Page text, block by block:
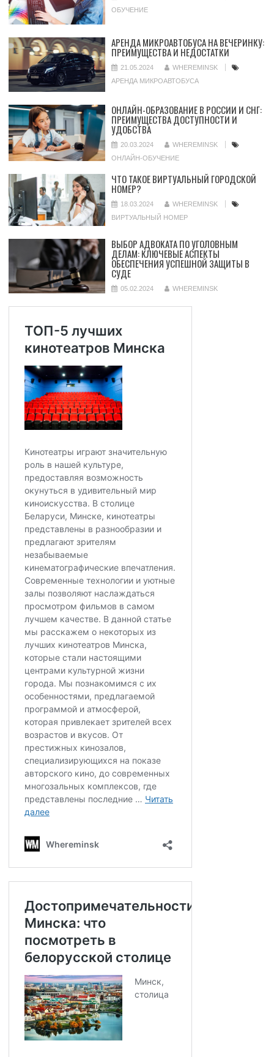
ОБУЧЕНИЕ
АРЕНДА МИКРОАВТОБУСА НА ВЕЧЕРИНКУ:
ПРЕИМУЩЕСТВА И НЕДОСТАТКИ
21.05.2024
WHEREMINSK
АРЕНДА МИКРОАВТОБУСА
ОНЛАЙН-ОБРАЗОВАНИЕ В РОССИИ И СНГ:
ПРЕИМУЩЕСТВА ДОСТУПНОСТИ И
УДОБСТВА
20.03.2024
WHEREMINSK
ОНЛАЙН-ОБУЧЕНИЕ
ЧТО ТАКОЕ ВИРТУАЛЬНЫЙ ГОРОДСКОЙ
НОМЕР?
18.03.2024
WHEREMINSK
ВИРТУАЛЬНЫЙ НОМЕР
ВЫБОР АДВОКАТА ПО УГОЛОВНЫМ
ДЕЛАМ: КЛЮЧЕВЫЕ АСПЕКТЫ
ОБЕСПЕЧЕНИЯ УСПЕШНОЙ ЗАЩИТЫ В
СУДЕ
05.02.2024 WHEREMINSK